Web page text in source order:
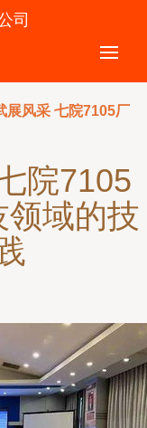
司
展风采 七院7105厂
院7105
域的技